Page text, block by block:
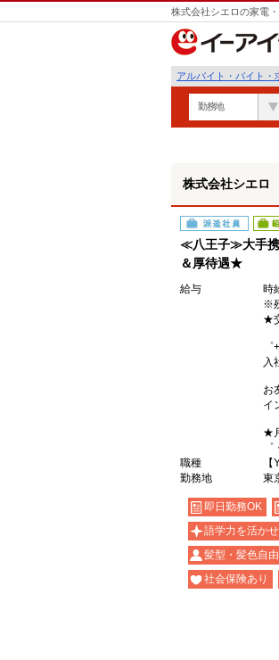
株式会社シエロの家電
アルバイト・バイト・
勤務地
株式会社シエロ
派遣社員 紹介
≪八王子≫大手携
＆厚待遇★
給与
時
※
★
入
お
イ
★
職種
勤務地
東
即日勤務OK
語学力を活か
髪型・髪色自由
社会保険あり